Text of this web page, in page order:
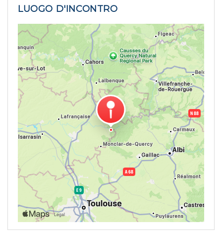
LUOGO D'INCONTRO